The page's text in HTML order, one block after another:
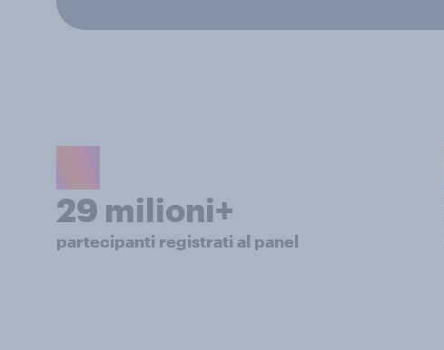
29 milioni+
partecipanti registrati al panel